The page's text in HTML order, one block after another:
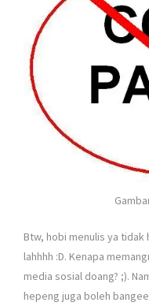
Btw, hobi menulis ya
lahhhh :D. Kenapa
media sosial doang? ;).
hepeng juga boleh